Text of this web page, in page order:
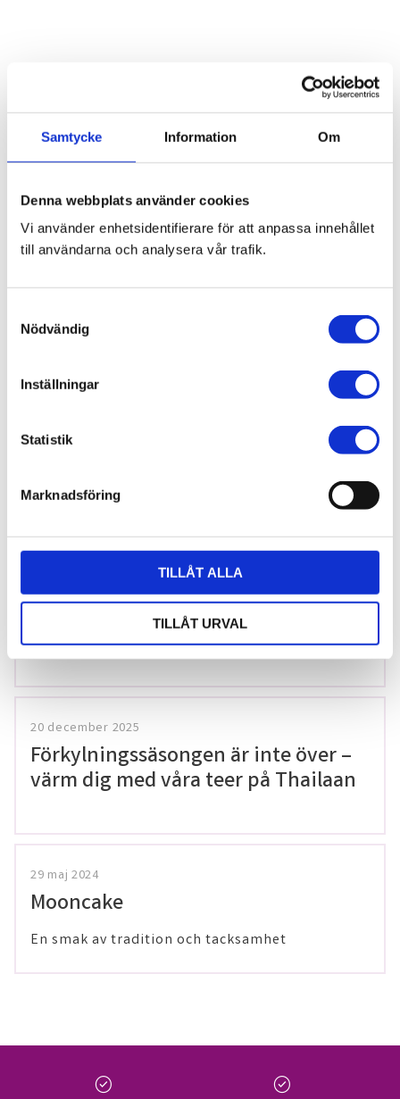
Samtycke Information Om
Denna webbplats använder cookies
Vi använder enhetsidentifierare för att anpassa innehållet
till användarna och analysera vår trafik.
Nödvändig
Inställningar
Statistik
Marknadsföring
TILLÅT ALLA
TILLÅT URVAL
7 juni 2026
Bläckfisk – en favorit i det asiatiska
köket
Thailändska snabbnudlar utan
gluten!
20 december 2025
Förkylningssäsongen är inte över –
värm dig med våra teer på Thailaan
29 maj 2024
Mooncake
En smak av tradition och tacksamhet
check_circle check_circle